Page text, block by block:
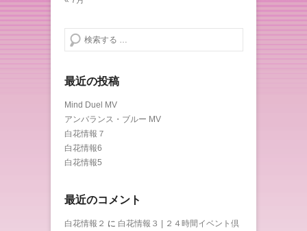
検索する
最近の投稿
Mind Duel MV
アンバランス・ブルー MV
白花情報７
白花情報6
白花情報5
最近のコメント
白花情報２ に 白花情報３ | ２４時間イベント倶